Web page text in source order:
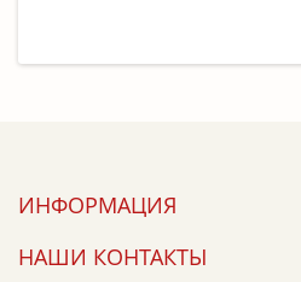
ИНФОРМАЦИЯ
НАШИ КОНТАКТЫ